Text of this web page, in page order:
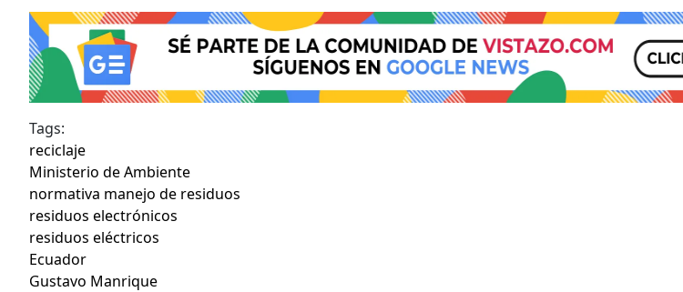
Tags:
reciclaje
Ministerio de Ambiente
normativa manejo de residuos
residuos electrónicos
residuos eléctricos
Ecuador
Gustavo Manrique